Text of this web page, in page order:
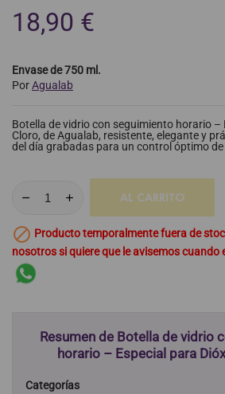
18,90 €
Envase de 750 ml.
PorAgualab
Botella de vidrio con seguimiento horario –
Cloro, de Agualab, resistente, elegante y
del día grabadas para un control óptimo
AL CARRITO
 Producto temporalmente fuera de
nosotros si quiere que le avisemos cuando
Resumen de Botella de vidrio
horario – Especial para
Categorías